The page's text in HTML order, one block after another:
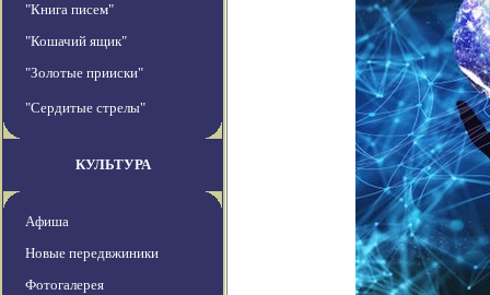
"Книга писем"
"Кошачий ящик"
"Золотые прииски"
"Сердитые стрелы"
КУЛЬТУРА
Афиша
Новые передвжиники
Фотогалерея